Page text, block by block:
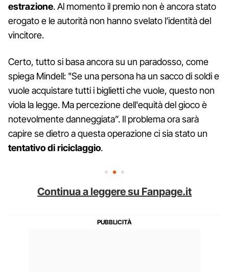
estrazione. Al momento il premio non è ancora stato
erogato e le autorità non hanno svelato l’identità del
vincitore.
Certo, tutto si basa ancora su un paradosso, come
spiega Mindell: "Se una persona ha un sacco di soldi e
vuole acquistare tutti i biglietti che vuole, questo non
viola la legge. Ma percezione dell'equità del gioco è
notevolmente danneggiata”. Il problema ora sarà
capire se dietro a questa operazione ci sia stato un
tentativo di riciclaggio.
Continua a leggere su Fanpage.it